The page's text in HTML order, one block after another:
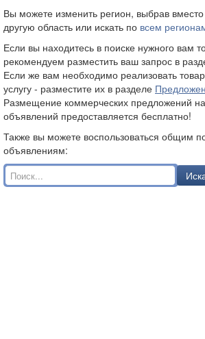
Вы можете изменить регион, выбрав вместо
другую область или искать по всем
Если вы находитесь в поиске нужного вам
рекомендуем разместить ваш запрос в
Если же вам необходимо реализовать
услугу - разместите их в разделе
Размещение коммерческих предложений
объявлений предоставляется бесплатно!
Также вы можете воспользоваться общим
объявлениям: